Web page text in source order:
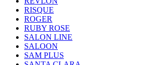
RISQUE
ROGER
RUBY ROSE
SALON LINE
SALOON
SAM PLUS